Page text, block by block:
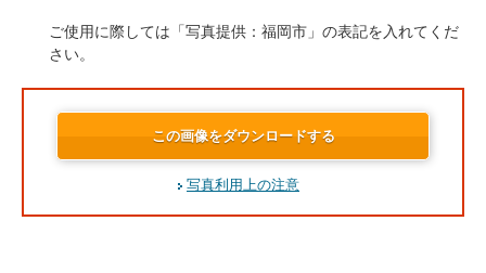
ご使用に際しては「写真提供：福岡市」の表記を入れてくだ
さい。
この画像をダウンロードする
写真利用上の注意